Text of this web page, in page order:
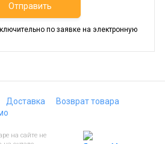
Отправить
по заявке на электронную
Доставка
Возврат товара
на сайте не